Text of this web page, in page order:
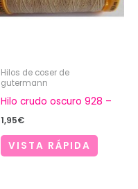
Hilos de coser de
gutermann
Hilo crudo oscuro 928 –
1,95€
VISTA RÁPIDA